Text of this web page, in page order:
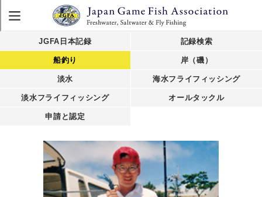
JGFA日本記録 記録検索
船釣り 岸（磯）
淡水 海水フライフィッシング
淡水フライフィッシング オールタックル
申請と認定